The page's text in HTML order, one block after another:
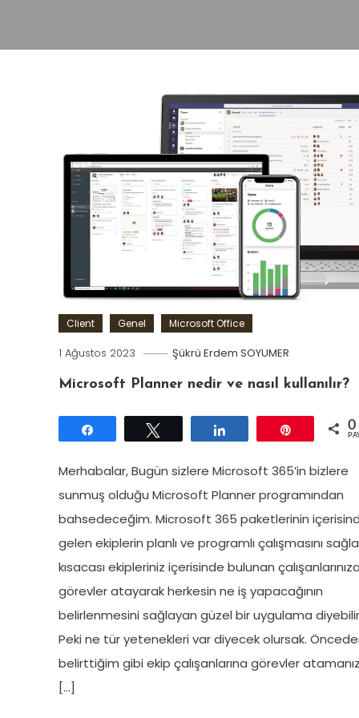
Client Genel Microsoft Office
1 Ağustos 2023 Şükrü Erdem SOYUMER
Microsoft Planner nedir ve nasıl kullanılır?
0
Merhabalar, Bugün sizlere Microsoft 365’in bizlere
sunmuş olduğu Microsoft Planner programından
bahsedeceğim. Microsoft 365 paketlerinin
gelen ekiplerin planlı ve programlı çalışmasını
kısacası ekipleriniz içerisinde bulunan çalışanlarınıza
görevler atayarak herkesin ne iş yapacağının
belirlenmesini sağlayan güzel bir uygulama
Peki ne tür yetenekleri var diyecek olursak.
belirttiğim gibi ekip çalışanlarına görevler
[…]